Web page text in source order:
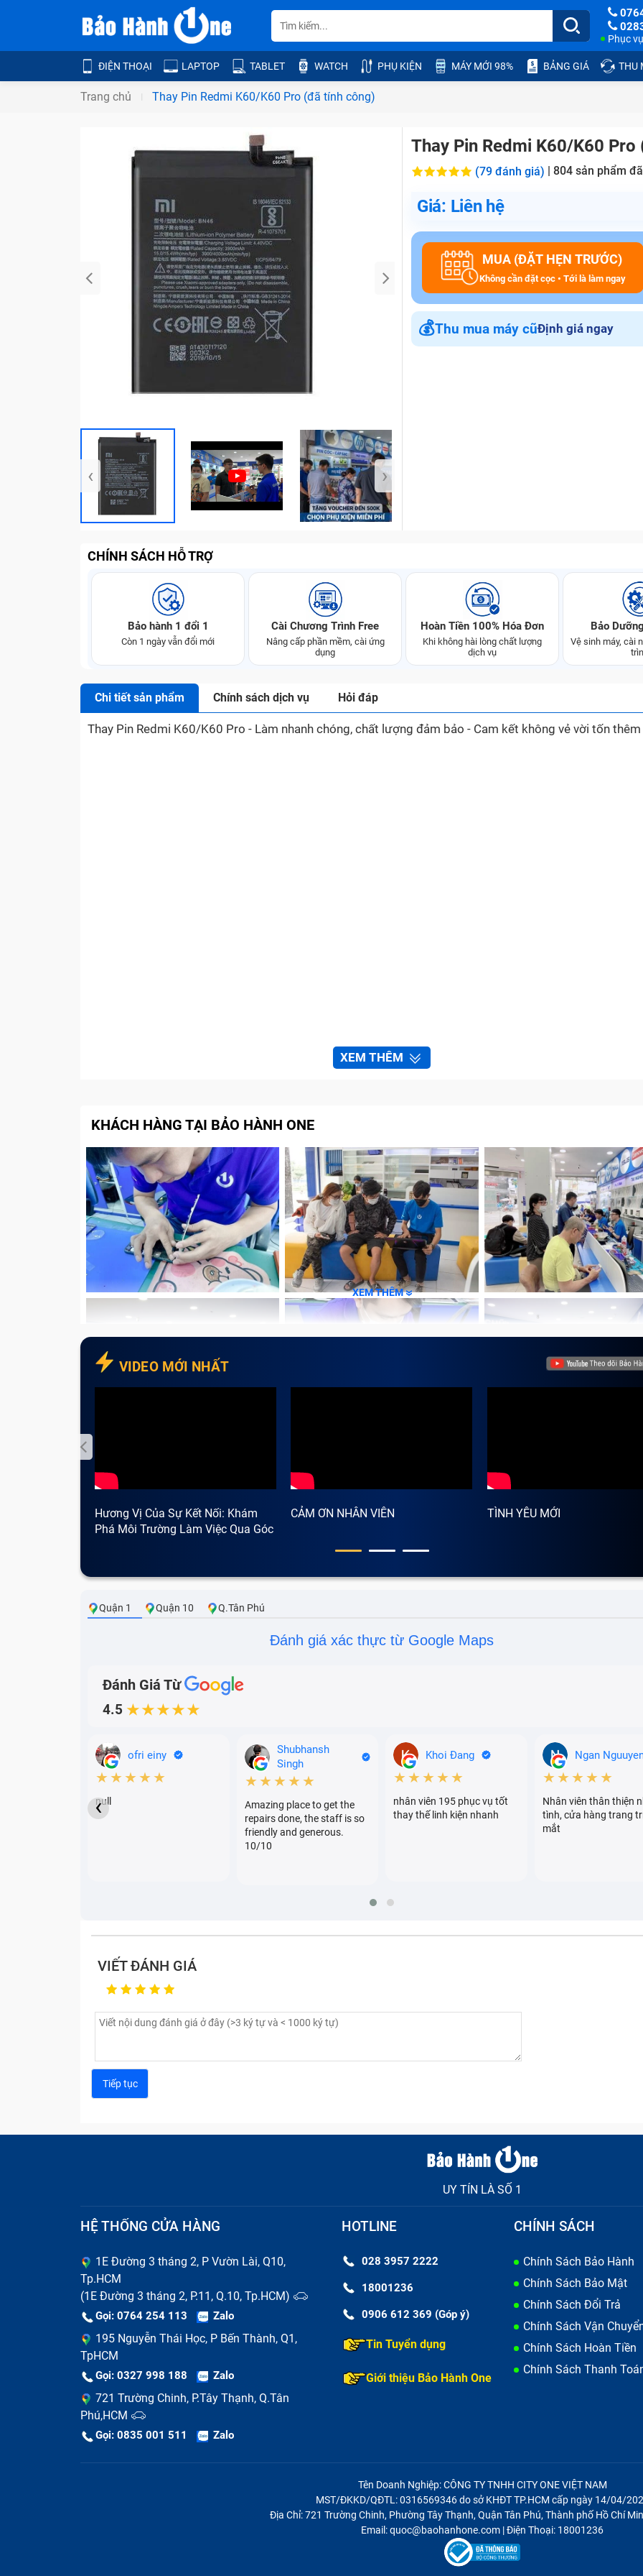
Phục
ĐIỆN THOẠI LAPTOP TABLET WATCH PHỤ KIỆN MÁY MỚI 98% BẢNG GIÁ THU
Trang chủ Thay Pin Redmi K60/K60 Pro (đã tính công)
‹ ›
Thay Pin Redmi K60/K60
(79 đánh giá) | 804 sản phẩm
Giá: Liên hệ
MUA (ĐẶT HẸN TRƯỚC)
Không cần đặt cọc • Tới là làm ngay
💰Thu mua máy cũĐịnh giá ngay
CHÍNH SÁCH HỖ TRỢ
Bảo hành 1 đổi 1
Còn 1 ngày vẫn đổi mới
Cài Chương Trình Free
Nâng cấp phần mềm, cài ứng
dụng
Hoàn Tiền 100% Hóa Đơn
Khi không hài lòng chất lượng
dịch vụ
Bảo
Vệ sinh máy, cài
Chi tiết sản phẩm Chính sách dịch vụ Hỏi đáp
Thay Pin Redmi K60/K60 Pro - Làm nhanh chóng, chất lượng đảm bảo - Cam kết không vẻ vời tốn
XEM THÊM
KHÁCH HÀNG TẠI BẢO HÀNH ONE
XEM THÊM
VIDEO MỚI NHẤT
Hương Vị Của Sự Kết Nối: Khám
Phá Môi Trường Làm Việc Qua Góc
CẢM ƠN NHÂN VIÊN TÌNH YÊU MỚI
Quận 1 Quận 10 Q.Tân Phú
Đánh giá xác thực từ Google Maps
Đánh Giá Từ
4.5 ★★★★★
ofri einy
★★★★★
null
Shubhansh
Singh
★★★★★
Amazing place to get the
repairs done, the staff is so
friendly and generous.
10/10
Khoi Đang
★★★★★
nhân viên 195 phục vụ tốt
thay thế linh kiện nhanh
Ngan
★★★★★
Nhân viên thân thiện
tình, cửa hàng trang
mắt
‹
VIẾT ĐÁNH GIÁ
UY TÍN LÀ SỐ 1
HỆ THỐNG CỬA HÀNG
1E Đường 3 tháng 2, P Vườn Lài, Q10,
Tp.HCM
(1E Đường 3 tháng 2, P.11, Q.10, Tp.HCM)
Gọi: 0764 254 113 Zalo
195 Nguyễn Thái Học, P Bến Thành, Q1,
TpHCM
Gọi: 0327 998 188 Zalo
721 Trường Chinh, P.Tây Thạnh, Q.Tân
Phú,HCM
Gọi: 0835 001 511 Zalo
HOTLINE
028 3957 2222
18001236
0906 612 369 (Góp ý)
Tin Tuyển dụng
Giới thiệu Bảo Hành One
CHÍNH SÁCH
Chính Sách Bảo Hành
Chính Sách Bảo Mật
Chính Sách Đổi Trả
Chính Sách Vận
Chính Sách Hoàn Tiền
Chính Sách Thanh
Tên Doanh Nghiệp: CÔNG TY TNHH CITY ONE VIỆT NAM
MST/ĐKKD/QĐTL: 0316569346 do sở KHĐT TP.HCM cấp ngày 14/04/
Địa Chỉ: 721 Trường Chinh, Phường Tây Thạnh, Quận Tân Phú, Thành phố Hồ Chí
Email: quoc@baohanhone.com | Điện Thoại: 18001236